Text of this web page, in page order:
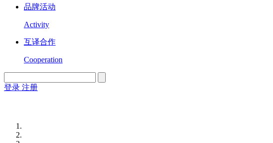
品牌活动
Activity
互译合作
Cooperation
登录 注册